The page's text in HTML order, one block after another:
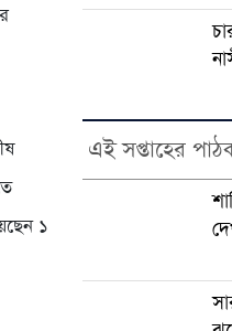
১
এই সপ্তাহের